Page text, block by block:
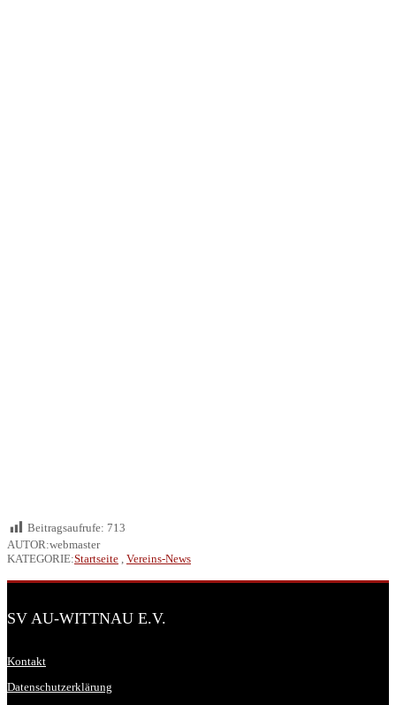
Beitragsaufrufe: 713
AUTOR:webmaster
KATEGORIE:Startseite Vereins-News
SV AU-WITTNAU E.V.
Kontakt
Datenschutzerklärung